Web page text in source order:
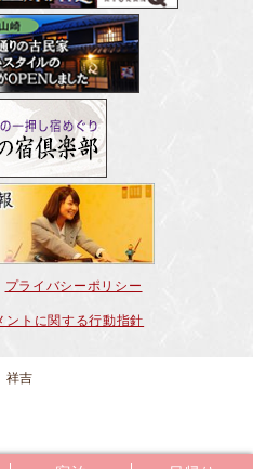
プライバシーポリシー
ントに関する行動指針
吉